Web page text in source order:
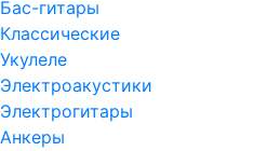
Бас-гитары
Классические
Укулеле
Электроакустики
Электрогитары
Анкеры